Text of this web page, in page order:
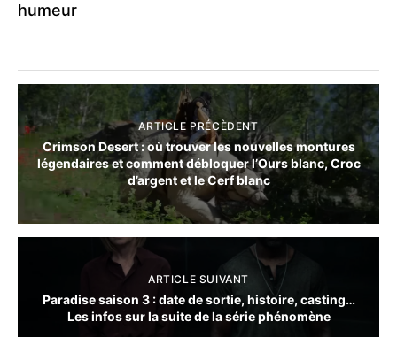
humeur
ARTICLE PRÉCÈDENT
Crimson Desert : où trouver les nouvelles montures
légendaires et comment débloquer l’Ours blanc, Croc
d’argent et le Cerf blanc
ARTICLE SUIVANT
Paradise saison 3 : date de sortie, histoire, casting…
Les infos sur la suite de la série phénomène